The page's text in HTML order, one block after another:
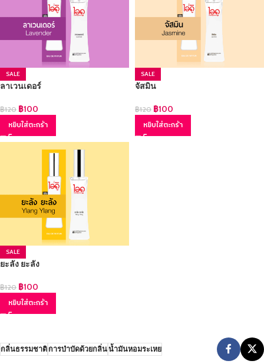
SALE
ลาเวนเดอร์
฿120 ฿100
หยิบใส่ตะกร้า
SALE
จัสมิน
฿120 ฿100
หยิบใส่ตะกร้า
SALE
ยะลัง ยะลัง
฿120 ฿100
หยิบใส่ตะกร้า
กลิ่นธรรมชาติการบำบัดด้วยกลิ่นน้ำมันหอมระเหย